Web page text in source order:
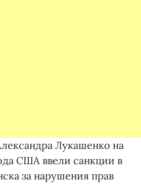
Лукашенко на
США ввели санкции в
за нарушения прав